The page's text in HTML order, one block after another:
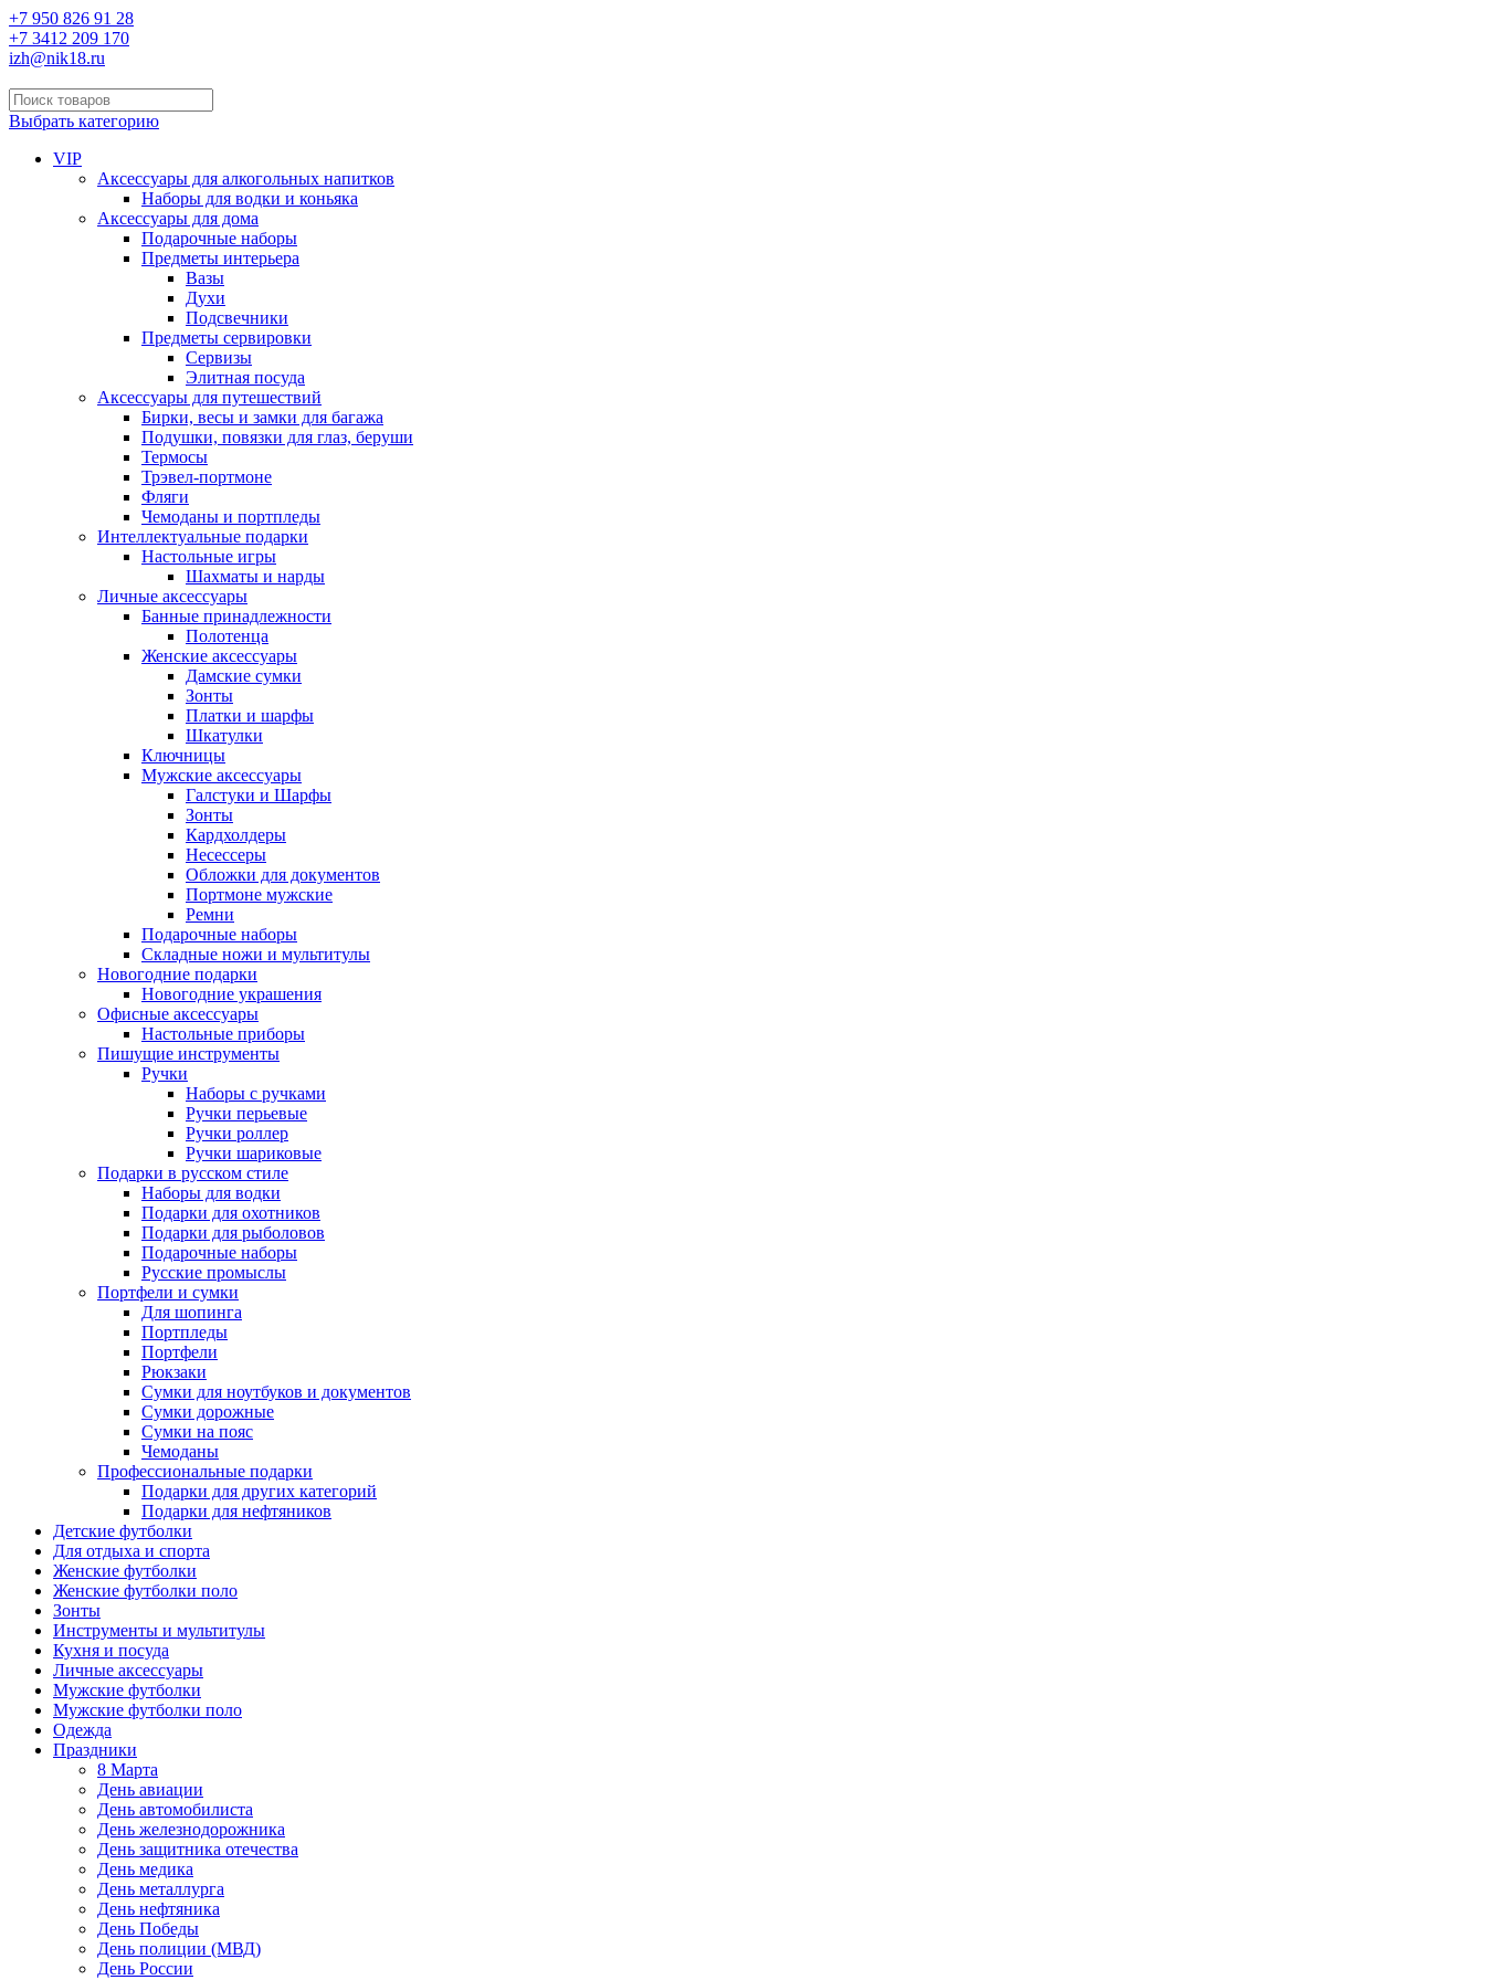
+7 950 826 91 28
+7 3412 209 170
izh@nik18.ru
Выбрать категорию
VIP
Аксессуары для алкогольных напитков
Наборы для водки и коньяка
Аксессуары для дома
Подарочные наборы
Предметы интерьера
Вазы
Духи
Подсвечники
Предметы сервировки
Сервизы
Элитная посуда
Аксессуары для путешествий
Бирки, весы и замки для багажа
Подушки, повязки для глаз, беруши
Термосы
Трэвел-портмоне
Фляги
Чемоданы и портпледы
Интеллектуальные подарки
Настольные игры
Шахматы и нарды
Личные аксессуары
Банные принадлежности
Полотенца
Женские аксессуары
Дамские сумки
Зонты
Платки и шарфы
Шкатулки
Ключницы
Мужские аксессуары
Галстуки и Шарфы
Зонты
Кардхолдеры
Несессеры
Обложки для документов
Портмоне мужские
Ремни
Подарочные наборы
Складные ножи и мультитулы
Новогодние подарки
Новогодние украшения
Офисные аксессуары
Настольные приборы
Пишущие инструменты
Ручки
Наборы с ручками
Ручки перьевые
Ручки роллер
Ручки шариковые
Подарки в русском стиле
Наборы для водки
Подарки для охотников
Подарки для рыболовов
Подарочные наборы
Русские промыслы
Портфели и сумки
Для шопинга
Портпледы
Портфели
Рюкзаки
Сумки для ноутбуков и документов
Сумки дорожные
Сумки на пояс
Чемоданы
Профессиональные подарки
Подарки для других категорий
Подарки для нефтяников
Детские футболки
Для отдыха и спорта
Женские футболки
Женские футболки поло
Зонты
Инструменты и мультитулы
Кухня и посуда
Личные аксессуары
Мужские футболки
Мужские футболки поло
Одежда
Праздники
8 Марта
День авиации
День автомобилиста
День железнодорожника
День защитника отечества
День медика
День металлурга
День нефтяника
День Победы
День полиции (МВД)
День России